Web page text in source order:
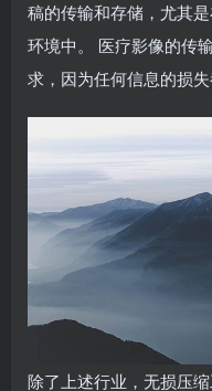
稿的传输和存储，尤其
环境中。 医疗影像的传
求，因为任何信息的损
除了上述行业，无损压